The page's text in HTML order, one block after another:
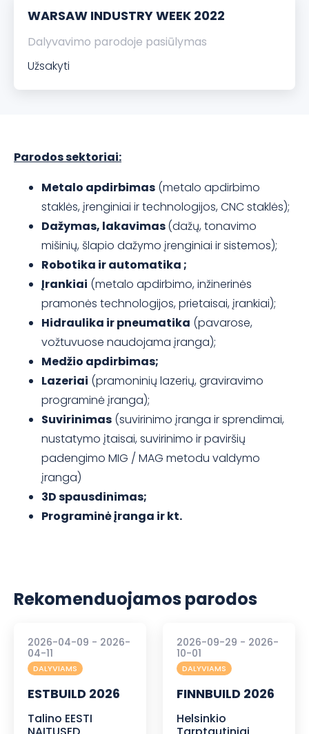
WARSAW INDUSTRY WEEK 2022
Dalyvavimo parodoje pasiūlymas
Užsakyti
Parodos sektoriai:
Metalo apdirbimas (metalo apdirbimo
staklės, įrenginiai ir technologijos, CNC staklės);
Dažymas, lakavimas(dažų, tonavimo
mišinių, šlapio dažymo įrenginiai ir sistemos);
Robotika ir automatika ;
Įrankiai (metalo apdirbimo, inžinerinės
pramonės technologijos, prietaisai, įrankiai);
Hidraulika ir pneumatika (pavarose,
vožtuvuose naudojama įranga);
Medžio apdirbimas;
Lazeriai (pramoninių lazerių, graviravimo
programinė įranga);
Suvirinimas (suvirinimo įranga ir sprendimai,
nustatymo įtaisai, suvirinimo ir paviršių
padengimo MIG / MAG metodu valdymo
įranga)
3D spausdinimas;
Programinė įranga ir kt.
Rekomenduojamos parodos
2026-04-09 - 2026-
04-11
DALYVIAMS
ESTBUILD 2026
Talino EESTI
2026-09-29 - 2026-
10-01
DALYVIAMS
FINNBUILD 2026
Helsinkio